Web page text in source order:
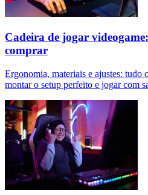
Cadeira de jogar
comprar
Ergonomia, materiais e ajustes: tudo
montar o setup perfeito e jogar com